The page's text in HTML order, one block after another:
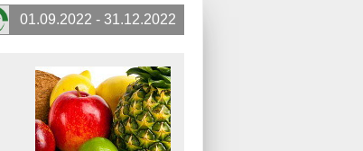
01.09.2022 - 31.12.2022